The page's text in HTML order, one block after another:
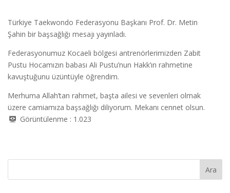
Türkiye Taekwondo Federasyonu Başkanı Prof. Dr. Metin
Şahin bir başsağlığı mesajı yayınladı.
Federasyonumuz Kocaeli bölgesi antrenörlerimizden Zabit
Pustu Hocamızın babası Ali Pustu’nun Hakk’ın rahmetine
kavuştuğunu üzüntüyle öğrendim.
Merhuma Allah’tan rahmet, başta ailesi ve sevenleri olmak
üzere camiamıza başsağlığı diliyorum. Mekanı cennet olsun.
Görüntülenme : 1.023